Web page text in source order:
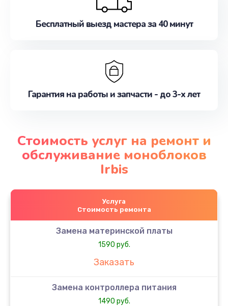
Бесплатный выезд мастера за 40 минут
Гарантия на работы и запчасти - до 3-х лет
Стоимость услуг на ремонт и
обслуживание моноблоков
Irbis
Услуга
Стоимость ремонта
Замена материнской платы
1590 руб.
Заказать
Замена контроллера питания
1490 руб.